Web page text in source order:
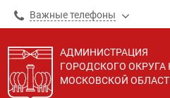
Важные телефоны
АДМИНИСТРАЦИЯ
ГОРОДСКОГО ОКРУГА
МОСКОВСКОЙ